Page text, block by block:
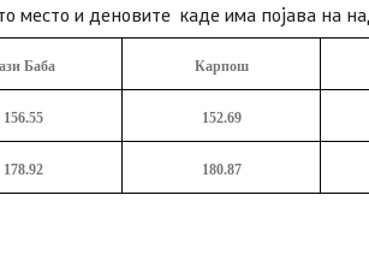
место и деновите каде има појава на
Баба Карпош
156.55 152.69
178.92 180.87